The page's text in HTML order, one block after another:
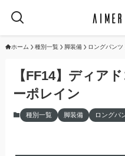
ホーム 種別一覧 脚装備 ロングパンツ
【FF14】ディア
ーポレイン
種別一覧 脚装備 ロングパ